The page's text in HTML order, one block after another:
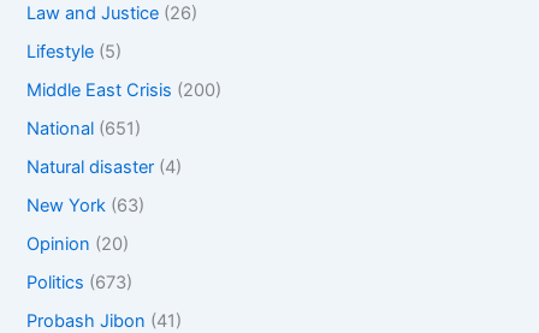
Law and Justice (26)
Lifestyle (5)
Middle East Crisis (200)
National (651)
Natural disaster (4)
New York (63)
Opinion (20)
Politics (673)
Probash Jibon (41)